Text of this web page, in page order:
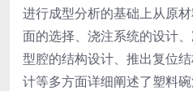
进行成型分析的基础上从原
面的选择、浇注系统的设计
型腔的结构设计、推出复位
计等多方面详细阐述了塑料